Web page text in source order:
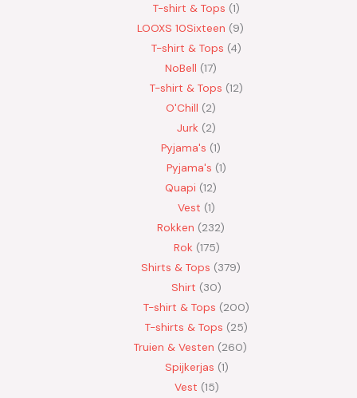
T-shirt & Tops 1
LOOXS 10Sixteen
9
T-shirt & Tops 4
NoBell 17
T-shirt & Tops 12
O'Chill 2
Jurk 2
Pyjama's 1
Pyjama's 1
Quapi 12
Vest 1
Rokken 232
Rok 175
Shirts & Tops 379
Shirt
30
T-shirt & Tops
200
T-shirts & Tops
25
Truien & Vesten
260
Spijkerjas 1
Vest 15